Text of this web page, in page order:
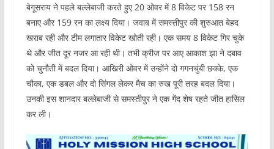
बेगूसराय ने पहले बल्लेबाजी करते हुए 20 ओवर में 8 विकेट पर 158 रन
बनाए और 159 रन का लक्ष्य दिया। जवाब में समस्तीपुर की शुरुआत बेहद
खराब रही और टीम लगातार विकेट खोती रही। एक समय 8 विकेट गिर चुके
थे और जीत दूर नजर आ रही थी। तभी क्रीज पर आए आकाश झा ने दबाव
को चुनौती में बदल दिया। आखिरी ओवर में उन्होंने दो गगनचुंबी छक्के, एक
चौका, एक डबल और दो सिंगल लेकर मैच का रुख पूरी तरह बदल दिया।
उनकी इस शानदार बल्लेबाजी से समस्तीपुर ने एक गेंद शेष रहते जीत हासिल
कर ली।